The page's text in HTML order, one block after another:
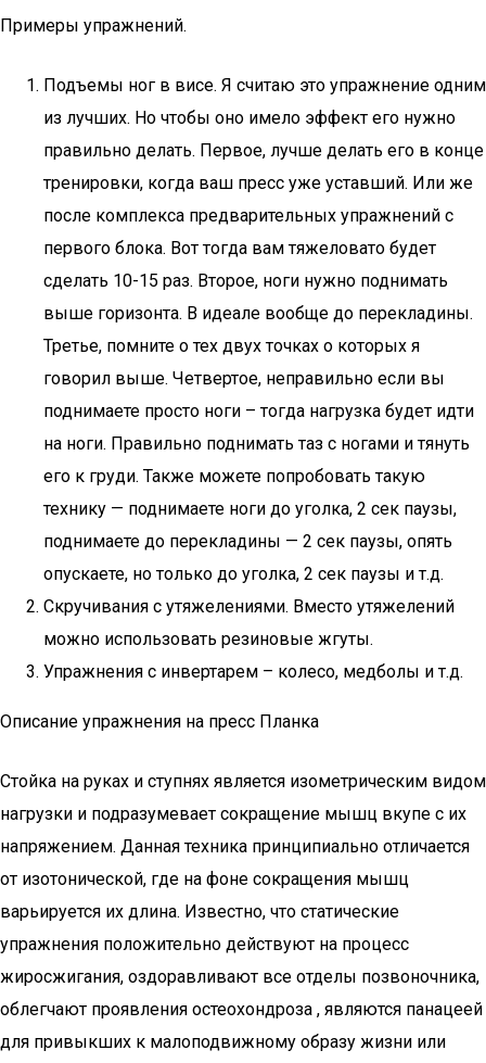
Примеры упражнений.
Подъемы ног в висе. Я считаю это упражнение одним
из лучших. Но чтобы оно имело эффект его нужно
правильно делать. Первое, лучше делать его в конце
тренировки, когда ваш пресс уже уставший. Или же
после комплекса предварительных упражнений с
первого блока. Вот тогда вам тяжеловато будет
сделать 10-15 раз. Второе, ноги нужно поднимать
выше горизонта. В идеале вообще до перекладины.
Третье, помните о тех двух точках о которых я
говорил выше. Четвертое, неправильно если вы
поднимаете просто ноги – тогда нагрузка будет идти
на ноги. Правильно поднимать таз с ногами и тянуть
его к груди. Также можете попробовать такую
технику — поднимаете ноги до уголка, 2 сек паузы,
поднимаете до перекладины — 2 сек паузы, опять
опускаете, но только до уголка, 2 сек паузы и т.д.
Скручивания с утяжелениями. Вместо утяжелений
можно использовать резиновые жгуты.
Упражнения с инвертарем – колесо, медболы и т.д.
Описание упражнения на пресс Планка
Стойка на руках и ступнях является изометрическим видом
нагрузки и подразумевает сокращение мышц вкупе с их
напряжением. Данная техника принципиально отличается
от изотонической, где на фоне сокращения мышц
варьируется их длина. Известно, что статические
упражнения положительно действуют на процесс
жиросжигания, оздоравливают все отделы позвоночника,
облегчают проявления остеохондроза , являются панацеей
для привыкших к малоподвижному образу жизни или